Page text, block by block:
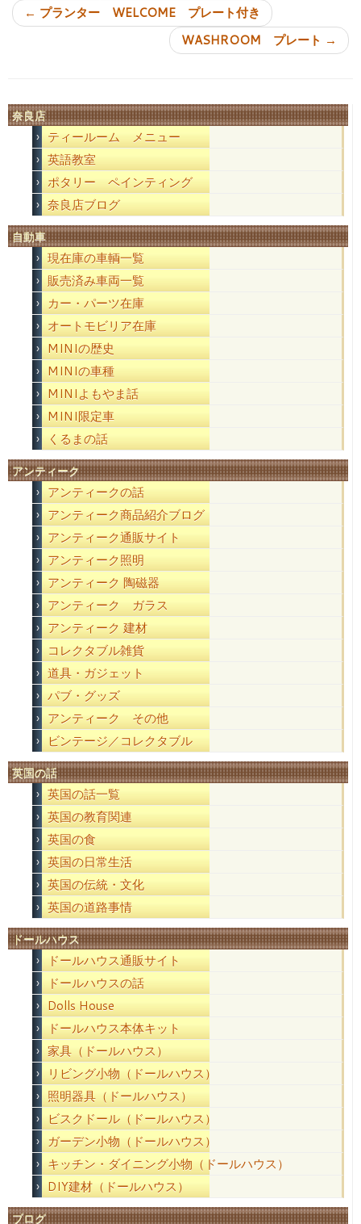
← プランター WELCOME プレート付き
WASHROOM プレート →
奈良店
ティールーム メニュー
英語教室
ポタリー ペインティング
奈良店ブログ
自動車
現在庫の車輌一覧
販売済み車両一覧
カー・パーツ在庫
オートモビリア在庫
MINIの歴史
MINIの車種
MINIよもやま話
MINI限定車
くるまの話
アンティーク
アンティークの話
アンティーク商品紹介ブログ
アンティーク通販サイト
アンティーク照明
アンティーク 陶磁器
アンティーク ガラス
アンティーク 建材
コレクタブル雑貨
道具・ガジェット
パブ・グッズ
アンティーク その他
ビンテージ／コレクタブル
英国の話
英国の話一覧
英国の教育関連
英国の食
英国の日常生活
英国の伝統・文化
英国の道路事情
ドールハウス
ドールハウス通販サイト
ドールハウスの話
Dolls House
ドールハウス本体キット
家具（ドールハウス）
リビング小物（ドールハウス）
照明器具（ドールハウス）
ビスクドール（ドールハウス）
ガーデン小物（ドールハウス）
キッチン・ダイニング小物（ドールハウス）
DIY建材（ドールハウス）
ブログ